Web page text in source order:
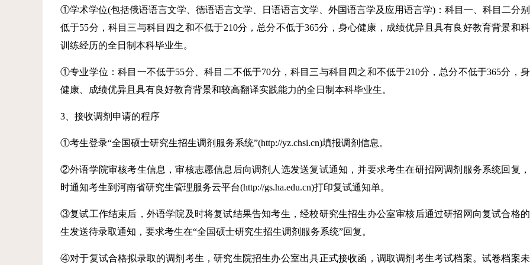
①学术学位(包括俄语语言文学、德语语言文学、日语语言文学、外国语言学及应用语言学)：科目一、科目二分
低于55分，科目三与科目四之和不低于210分，总分不低于365分，身心健康，成绩优异且具有良好教育背景和
训练经历的全日制本科毕业生。
①专业学位：科目一不低于55分、科目二不低于70分，科目三与科目四之和不低于210分，总分不低于365分，
健康、成绩优异且具有良好教育背景和较高翻译实践能力的全日制本科毕业生。
3、接收调剂申请的程序
①考生登录“全国硕士研究生招生调剂服务系统”(http://yz.chsi.cn)填报调剂信息。
②外语学院审核考生信息，审核志愿信息后向调剂人选发送复试通知，并要求考生在研招网调剂服务系统回复，
时通知考生到河南省研究生管理服务云平台(http://gs.ha.edu.cn)打印复试通知单。
③复试工作结束后，外语学院及时将复试结果告知考生，经校研究生招生办公室审核后通过研招网向复试合格
生发送待录取通知，要求考生在“全国硕士研究生招生调剂服务系统”回复。
④对于复试合格拟录取的调剂考生，研究生院招生办公室出具正式接收函，调取调剂考生考试档案。试卷档案